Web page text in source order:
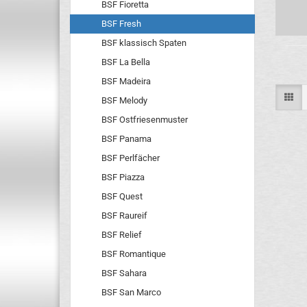
BSF Fioretta
BSF Fresh
BSF klassisch Spaten
BSF La Bella
BSF Madeira
BSF Melody
BSF Ostfriesenmuster
BSF Panama
BSF Perlfächer
BSF Piazza
BSF Quest
BSF Raureif
BSF Relief
BSF Romantique
BSF Sahara
BSF San Marco